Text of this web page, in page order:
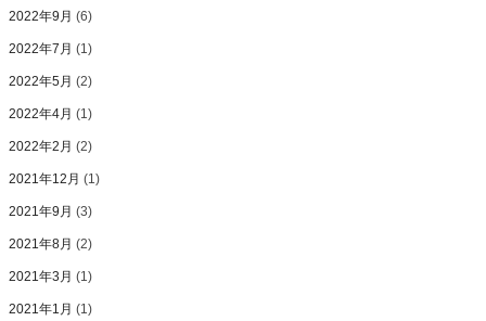
2022年9月 (6)
2022年7月 (1)
2022年5月 (2)
2022年4月 (1)
2022年2月 (2)
2021年12月 (1)
2021年9月 (3)
2021年8月 (2)
2021年3月 (1)
2021年1月 (1)